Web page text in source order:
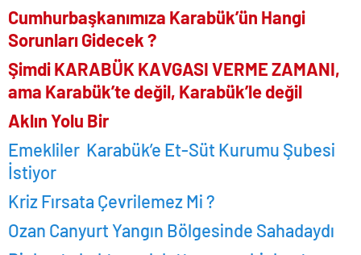
Cumhurbaşkanımıza Karabük’ün Hangi
Sorunları Gidecek ?
Şimdi KARABÜK KAVGASI VERME ZAMANI,
ama Karabük’te değil, Karabük’le değil
Aklın Yolu Bir
Emekliler Karabük’e Et-Süt Kurumu Şubesi
İstiyor
Kriz Fırsata Çevrilemez Mi ?
Ozan Canyurt Yangın Bölgesinde Sahadaydı